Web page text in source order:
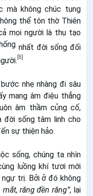
mà không chúc tụng
thể tôn thờ Thiên
mọi người là thụ tạo
nhất đời sống đối
[5]
nhẹ nhàng đi sâu
mang âm điệu thẳng
âm thầm củng cố,
đời sống tâm linh cho
sự thiện hảo.
sống, chúng ta nhìn
luồng khí tươi mới
trị. Bởi ở đó không
mắt, răng đền răng”, lại